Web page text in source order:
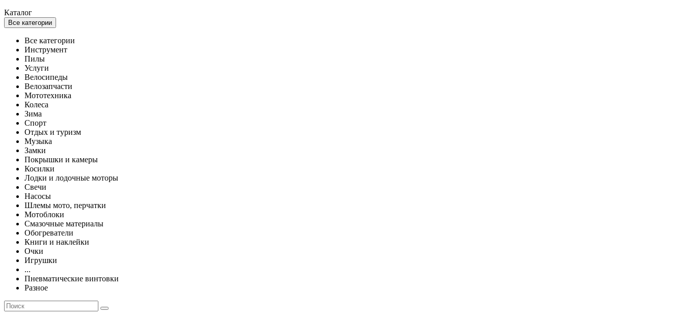
Каталог
Все категории
Все категории
Инструмент
Пилы
Услуги
Велосипеды
Велозапчасти
Мототехника
Колеса
Зима
Спорт
Отдых и туризм
Музыка
Замки
Покрышки и камеры
Косилки
Лодки и лодочные моторы
Свечи
Насосы
Шлемы мото, перчатки
Мотоблоки
Смазочные материалы
Обогреватели
Книги и наклейки
Очки
Игрушки
...
Пневматические винтовки
Разное